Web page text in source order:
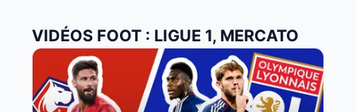
VIDÉOS FOOT : LIGUE 1, MERCATO